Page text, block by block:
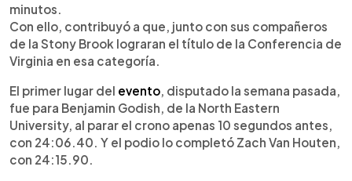
minutos.
Con ello, contribuyó a que, junto con sus compañeros
de la Stony Brook lograran el título de la Conferencia de
Virginia en esa categoría.
El primer lugar del evento , disputado la semana pasada,
fue para Benjamin Godish, de la North Eastern
University, al parar el crono apenas 10 segundos antes,
con 24:06.40. Y el podio lo completó Zach Van Houten,
con 24:15.90.